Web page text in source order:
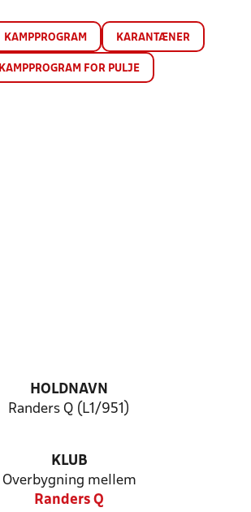
KAMPPROGRAM KARANTÆNER
KAMPPROGRAM FOR PULJE
HOLDNAVN
Randers Q (L1/951)
KLUB
Overbygning mellem
Randers Q